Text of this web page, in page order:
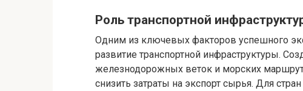
Роль транспортной
Одним из ключевых факторов успешного
развитие транспортной инфраструктуры.
железнодорожных веток и морских
снизить затраты на экспорт сырья. Для